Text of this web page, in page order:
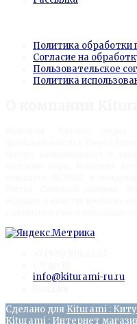
Политика обработки
Согласие на
Пользовательское
Политика
info@kiturami-ru.ru
Сделано для Kiturami :
Kiturami : Интернет